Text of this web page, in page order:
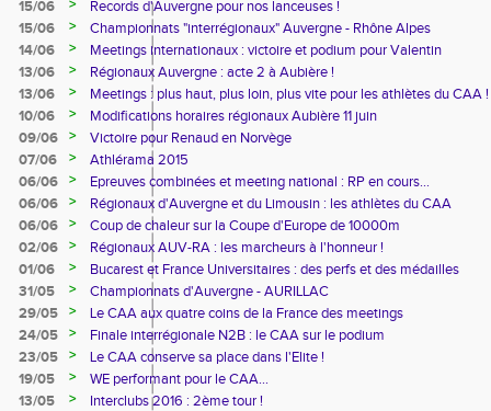
15/06
>
Records d'Auvergne pour nos lanceuses !
15/06
>
Championnats "interrégionaux" Auvergne - Rhône Alpes
14/06
>
Meetings internationaux : victoire et podium pour Valentin
13/06
>
Régionaux Auvergne : acte 2 à Aubière !
13/06
>
Meetings : plus haut, plus loin, plus vite pour les athlètes du CAA !
10/06
>
Modifications horaires régionaux Aubière 11 juin
09/06
>
Victoire pour Renaud en Norvège
07/06
>
Athlérama 2015
06/06
>
Epreuves combinées et meeting national : RP en cours...
06/06
>
Régionaux d'Auvergne et du Limousin : les athlètes du CAA
présents
06/06 >
Coup de chaleur sur la Coupe d'Europe de 10000m
02/06
>
Régionaux AUV-RA : les marcheurs à l'honneur !
01/06
>
Bucarest et France Universitaires : des perfs et des médailles
31/05
>
Championnats d'Auvergne - AURILLAC
29/05
>
Le CAA aux quatre coins de la France des meetings
24/05
>
Finale interrégionale N2B : le CAA sur le podium
23/05
>
Le CAA conserve sa place dans l'Elite !
19/05
>
WE performant pour le CAA...
13/05
>
Interclubs 2016 : 2ème tour !